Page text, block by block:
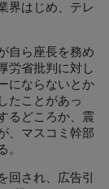
界はじめ、テレ
自ら座長を務め
労省批判に対し
にならないとか
たことがあっ
るどころか、震
、マスコミ幹部
。
され、広告引